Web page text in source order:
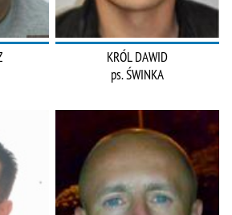
KRÓL DAWID
ps. ŚWINKA